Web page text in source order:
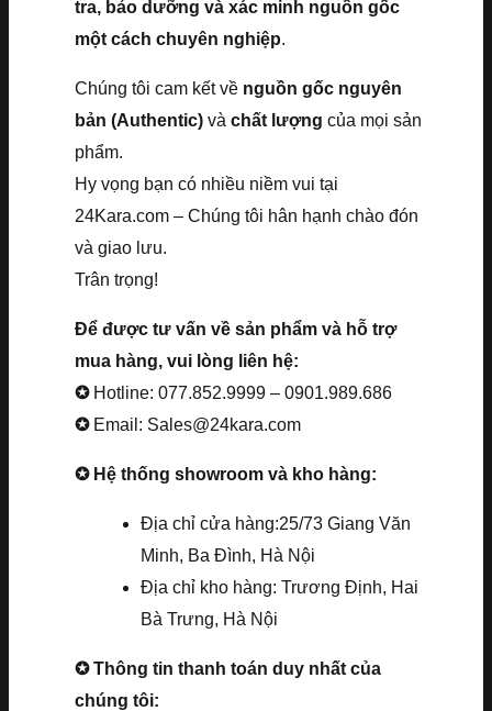
tra, bảo dưỡng và xác minh nguồn gốc
một cách chuyên nghiệp.
Chúng tôi cam kết về nguồn gốc nguyên
bản (Authentic) và chất lượng của mọi sản
phẩm.
Hy vọng bạn có nhiều niềm vui tại
24Kara.com – Chúng tôi hân hạnh chào đón
và giao lưu.
Trân trọng!
Để được tư vấn về sản phẩm và hỗ trợ
mua hàng, vui lòng liên hệ:
✪ Hotline: 077.852.9999 – 0901.989.686
✪ Email: Sales@24kara.com
✪ Hệ thống showroom và kho hàng:
Địa chỉ cửa hàng:25/73 Giang Văn
Minh, Ba Đình, Hà Nội
Địa chỉ kho hàng: Trương Định, Hai
Bà Trưng, Hà Nội
✪ Thông tin thanh toán duy nhất của
chúng tôi: